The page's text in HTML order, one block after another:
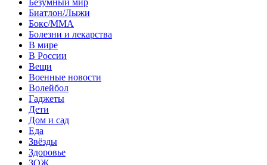
Биатлон/Лыжи
Бокс/MMA
Болезни и лекарства
В мире
В России
Вещи
Военные новости
Волейбол
Гаджеты
Дети
Дом и сад
Еда
Звёзды
Здоровье
ЗОЖ